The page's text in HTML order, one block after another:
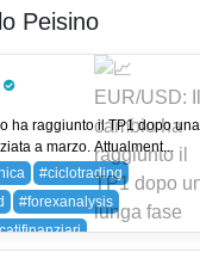
Peisino
ha raggiunto il TP1 dopo una
a marzo. Attualment...
#ciclotrading
#forexanalysis